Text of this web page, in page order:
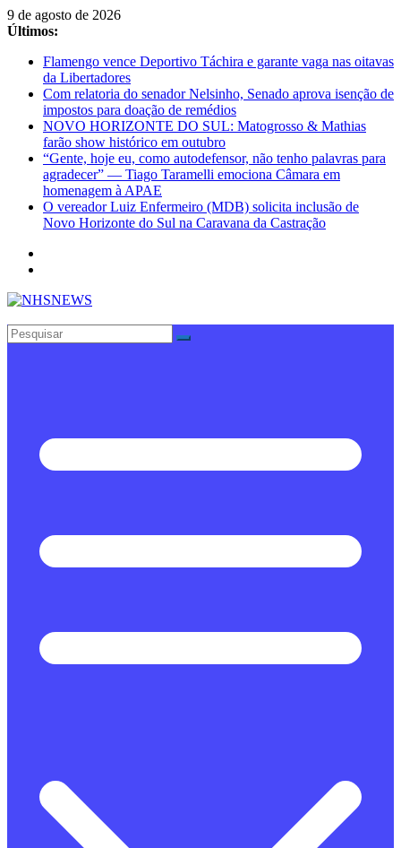
Pular
para
conteúdo
9 de agosto de 2026
Últimos:
Flamengo vence Deportivo Táchira e garante vaga nas oitavas
da Libertadores
Com relatoria do senador Nelsinho, Senado aprova isenção de
impostos para doação de remédios
NOVO HORIZONTE DO SUL: Matogrosso & Mathias
farão show histórico em outubro
“Gente, hoje eu, como autodefensor, não tenho palavras para
agradecer” — Tiago Taramelli emociona Câmara em
homenagem à APAE
O vereador Luiz Enfermeiro (MDB) solicita inclusão de
Novo Horizonte do Sul na Caravana da Castração